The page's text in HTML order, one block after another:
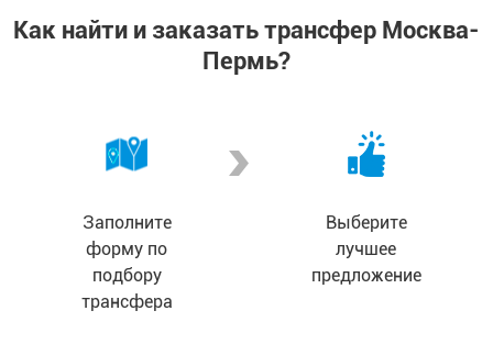
Как найти и заказать трансфер Москва-
Пермь?
Заполните
форму по
подбору
трансфера
Выберите
лучшее
предложение